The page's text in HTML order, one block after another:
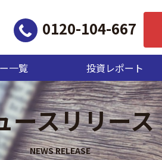
0120-104-667
一覧 投資レポート
ースリリース